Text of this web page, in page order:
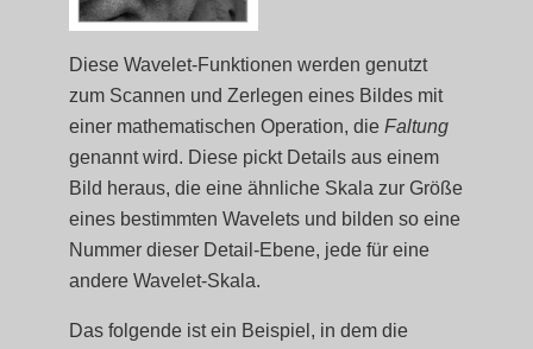
Diese Wavelet-Funktionen werden genutzt
zum Scannen und Zerlegen eines Bildes mit
einer mathematischen Operation, dieFaltung
genannt wird. Diese pickt Details aus einem
Bild heraus, die eine ähnliche Skala zur Größe
eines bestimmten Wavelets und bilden so eine
Nummer dieser Detail-Ebene, jede für eine
andere Wavelet-Skala.
Das folgende ist ein Beispiel, in dem die